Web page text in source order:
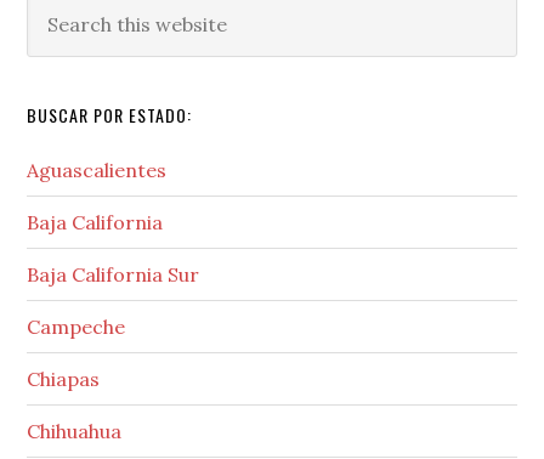
this
BUSCAR POR ESTADO:
Aguascalientes
Baja California
Baja California Sur
Campeche
Chiapas
Chihuahua